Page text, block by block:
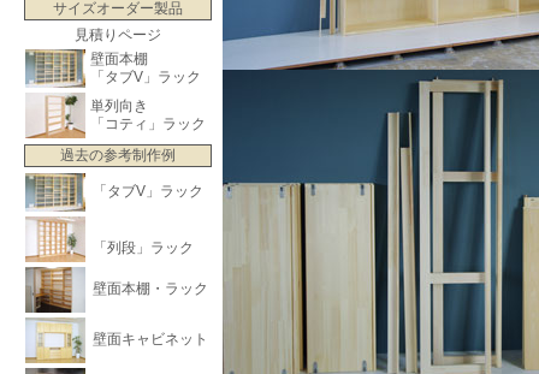
サイズオーダー製品
見積りページ
壁面本棚
「タブV」ラック
単列向き
「コティ」ラック
過去の参考制作例
「タブV」ラック
「列段」ラック
壁面本棚・ラック
壁面キャビネット